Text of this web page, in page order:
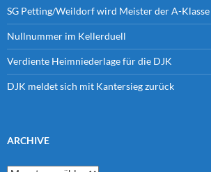
SG Petting/Weildorf wird Meister der A-
Nullnummer im Kellerduell
Verdiente Heimniederlage für die DJK
DJK meldet sich mit Kantersieg zurück
ARCHIVE